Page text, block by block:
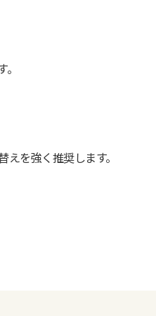
を強く推奨します。